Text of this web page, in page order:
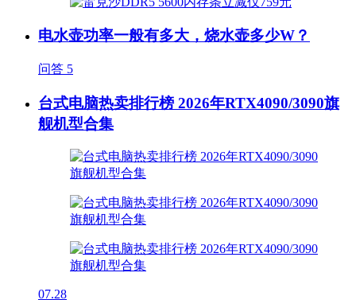
电水壶功率一般有多大，烧水壶多少W？
问答 5
台式电脑热卖排行榜 2026年RTX4090/3090旗
舰机型合集
07.28